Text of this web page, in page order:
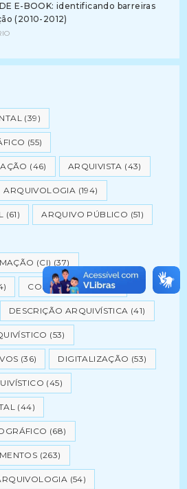
E-BOOK: identificando barreiras
(2010-2012)
(39)
(55)
(46) ARQUIVISTA (43)
ARQUIVOLOGIA (194)
(61) ARQUIVO PÚBLICO (51)
(CI) (37)
CONSERVAÇÃO(82)
DESCRIÇÃO ARQUIVÍSTICA (41)
(53)
(36) DIGITALIZAÇÃO (53)
(45)
(44)
(68)
(263)
(54)